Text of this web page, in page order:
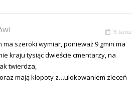
% temu
ma szeroki wymiar, ponieważ 9 gmin ma
kraju tysiąc dwieście cmentarzy, na
twierdza,
mają kłopoty z…ulokowaniem zleceń